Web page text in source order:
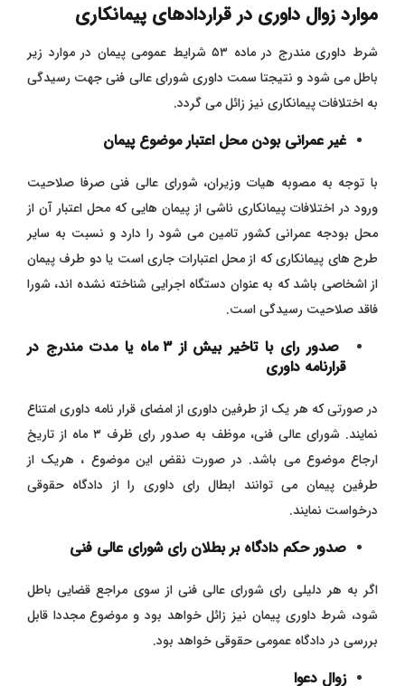
موارد زوال داوری در قراردادهای پیمانکاری
شرط داوری مندرج در ماده ۵۳ شرایط عمومی پیمان در موارد زیر
باطل می شود و نتیجتا سمت داوری شورای عالی فنی جهت رسیدگی
به اختلافات پیمانکاری نیز زائل می گردد.
غیر عمرانی بودن محل اعتبار موضوع پیمان
با توجه به مصوبه هیات وزیران، شورای عالی فنی صرفا صلاحیت
ورود در اختلافات پیمانکاری ناشی از پیمان هایی که محل اعتبار آن از
محل بودجه عمرانی کشور تامین می شود را دارد و نسبت به سایر
طرح های پیمانکاری که از محل اعتبارات جاری است یا دو طرف پیمان
از اشخاصی باشد که به عنوان دستگاه اجرایی شناخته نشده اند، شورا
فاقد صلاحیت رسیدگی است.
صدور رای با تاخیر بیش از ۳ ماه یا مدت مندرج در
قرارنامه داوری
در صورتی که هر یک از طرفین داوری از امضای قرار نامه داوری امتناع
نمایند. شورای عالی فنی، موظف به صدور رای ظرف ۳ ماه از تاریخ
ارجاع موضوع می باشد. در صورت نقض این موضوع ، هریک از
طرفین پیمان می توانند ابطال رای داوری را از دادگاه حقوقی
درخواست نمایند.
صدور حکم دادگاه بر بطلان رای شورای عالی فنی
اگر به هر دلیلی رای شورای عالی فنی از سوی مراجع قضایی باطل
شود، شرط داوری پیمان نیز زائل خواهد بود و موضوع مجددا قابل
بررسی در دادگاه عمومی حقوقی خواهد بود.
زوال دعوا